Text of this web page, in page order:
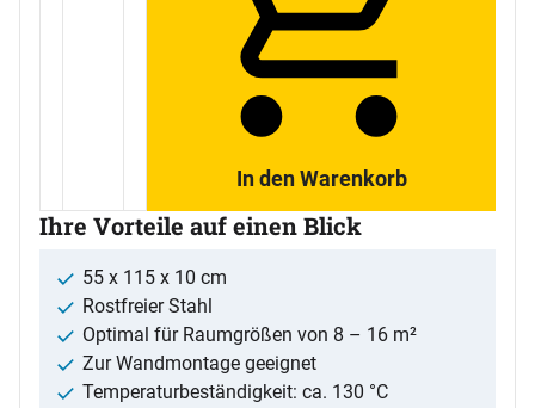
In den Warenkorb
Ihre Vorteile auf einen Blick
55 x 115 x 10 cm
Rostfreier Stahl
Optimal für Raumgrößen von 8 – 16 m²
Zur Wandmontage geeignet
Temperaturbeständigkeit: ca. 130 °C